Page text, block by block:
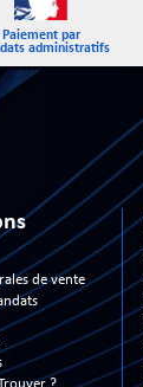
Paiement par
administratifs
de vente
?